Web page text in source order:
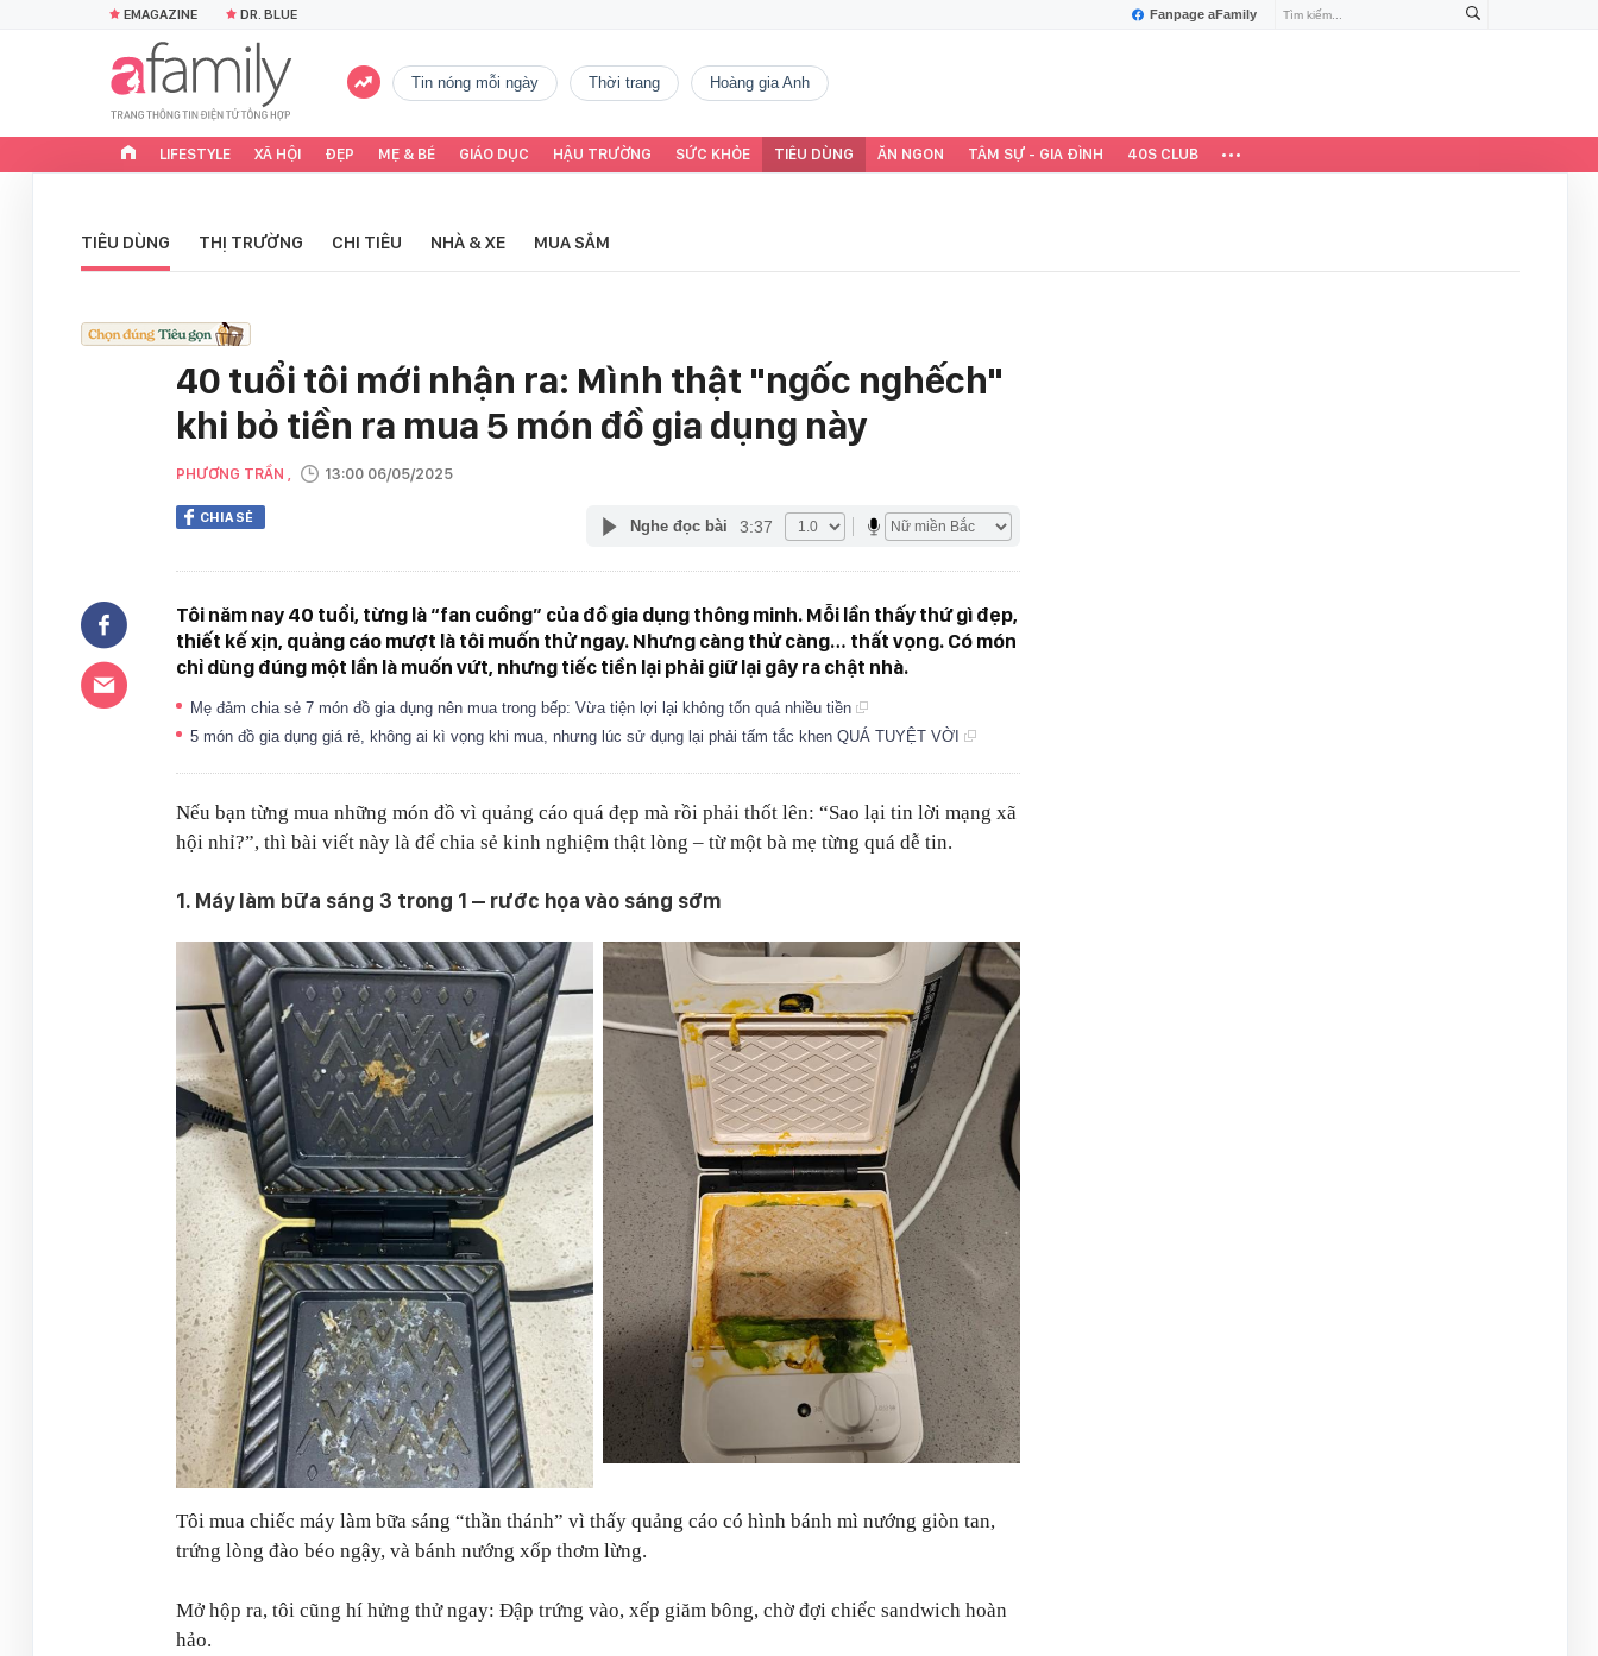
Fanpage aFamily
EMAGAZINE DR. BLUE
tin nóng mỗi ngày thời trang Hoàng gia Anh
LIFESTYLE XÃ HỘI ĐẸP MẸ & BÉ GIÁO DỤC HẬU TRƯỜNG SỨC KHỎE TIÊU DÙNG ĂN NGON TÂM SỰ - GIA ĐÌNH 40S CLUB
TIÊU DÙNG THỊ TRƯỜNG CHI TIÊU NHÀ & XE MUA SẮM
40 tuổi tôi mới nhận ra: Mình thật "ngốc nghếch"
khi bỏ tiền ra mua 5 món đồ gia dụng này
PHƯƠNG TRẦN , 13:00 06/05/2025
CHIA SẺ Nghe đọc bài 3:37
Tôi năm nay 40 tuổi, từng là “fan cuồng” của đồ gia dụng thông minh. Mỗi lần thấy thứ gì đẹp,
thiết kế xịn, quảng cáo mượt là tôi muốn thử ngay. Nhưng càng thử càng… thất vọng. Có món
chỉ dùng đúng một lần là muốn vứt, nhưng tiếc tiền lại phải giữ lại gây ra chật nhà.
Mẹ đảm chia sẻ 7 món đồ gia dụng nên mua trong bếp: Vừa tiện lợi lại không tốn quá nhiều tiền
5 món đồ gia dụng giá rẻ, không ai kì vọng khi mua, nhưng lúc sử dụng lại phải tấm tắc khen QUÁ TUYỆT VỜI
Nếu bạn từng mua những món đồ vì quảng cáo quá đẹp mà rồi phải thốt lên: “Sao lại tin lời mạng xã
hội nhỉ?”, thì bài viết này là để chia sẻ kinh nghiệm thật lòng – từ một bà mẹ từng quá dễ tin.
1. Máy làm bữa sáng 3 trong 1 – rước họa vào sáng sớm
Tôi mua chiếc máy làm bữa sáng “thần thánh” vì thấy quảng cáo có hình bánh mì nướng giòn tan,
trứng lòng đào béo ngậy, và bánh nướng xốp thơm lừng.
Mở hộp ra, tôi cũng hí hửng thử ngay: Đập trứng vào, xếp giăm bông, chờ đợi chiếc sandwich hoàn
hảo.